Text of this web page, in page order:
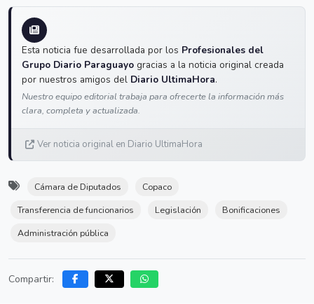
Esta noticia fue desarrollada por los Profesionales del
Grupo Diario Paraguayo gracias a la noticia original creada
por nuestros amigos del Diario UltimaHora.
Nuestro equipo editorial trabaja para ofrecerte la información más
clara, completa y actualizada.
Ver noticia original en Diario UltimaHora
Cámara de Diputados
Copaco
Transferencia de funcionarios
Legislación
Bonificaciones
Administración pública
Compartir: